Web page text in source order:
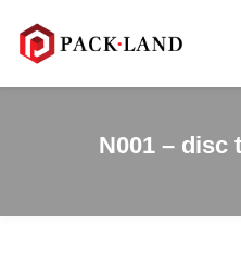
N001 – disc